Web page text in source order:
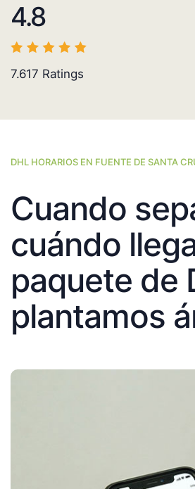
4.8
7.617 Ratings
DHL HORARIOS EN FUENTE DE SANTA
Cuando
cuándo
paquete de
plantamos